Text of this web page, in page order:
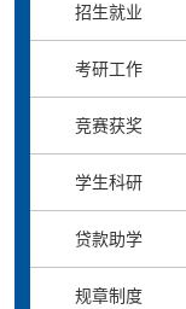
招生就业
考研工作
竞赛获奖
学生科研
贷款助学
规章制度